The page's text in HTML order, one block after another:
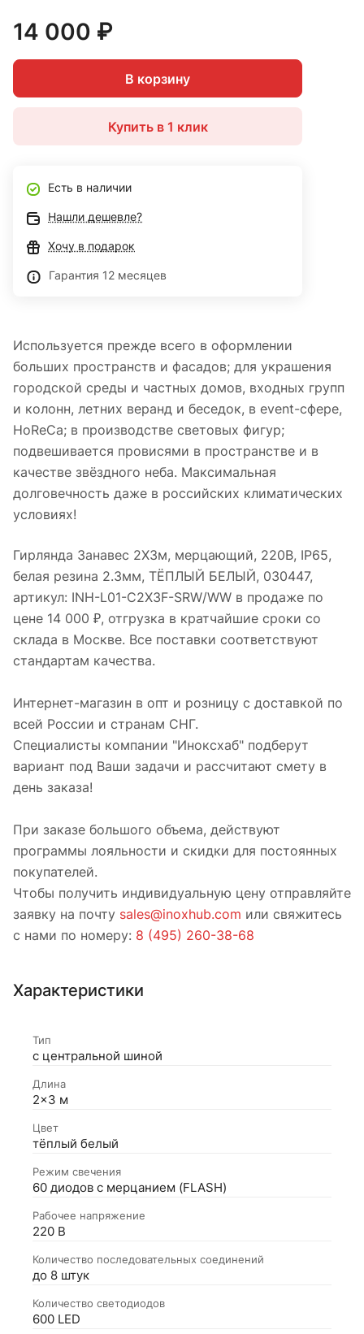
14 000 ₽
В корзину
Купить в 1 клик
Есть в наличии
Нашли дешевле?
Хочу в подарок
Гарантия 12 месяцев
Используется прежде всего в оформлении
больших пространств и фасадов; для украшения
городской среды и частных домов, входных групп
и колонн, летних веранд и беседок, в event-сфере,
HoReCa; в производстве световых фигур;
подвешивается провисями в пространстве и в
качестве звёздного неба. Максимальная
долговечность даже в российских климатических
условиях!
Гирлянда Занавес 2X3м, мерцающий, 220В, IP65,
белая резина 2.3мм, ТЁПЛЫЙ БЕЛЫЙ, 030447,
артикул: INH-L01-C2X3F-SRW/WW в продаже по
цене 14 000 ₽, отгрузка в кратчайшие сроки со
склада в Москве. Все поставки соответствуют
стандартам качества.
Интернет-магазин в опт и розницу с доставкой по
всей России и странам СНГ.
Специалисты компании "Иноксхаб" подберут
вариант под Ваши задачи и рассчитают смету в
день заказа!
При заказе большого объема, действуют
программы лояльности и скидки для постоянных
покупателей.
Чтобы получить индивидуальную цену отправляйте
заявку на почту sales@inoxhub.com или свяжитесь
с нами по номеру: 8 (495) 260-38-68
Характеристики
Тип
с центральной шиной
Длина
2×3 м
Цвет
тёплый белый
Режим свечения
60 диодов с мерцанием (FLASH)
Рабочее напряжение
220 В
Количество последовательных соединений
до 8 штук
Количество светодиодов
600 LED